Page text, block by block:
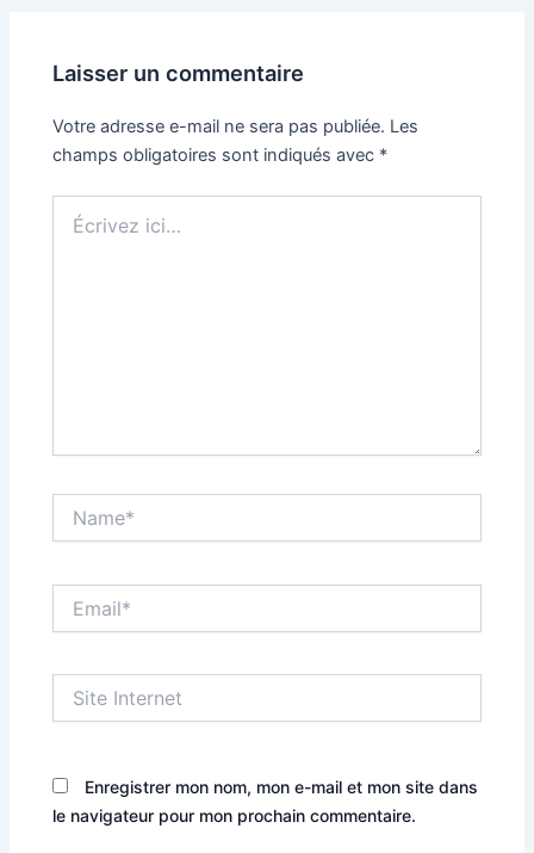
Laisser un commentaire
Votre adresse e-mail ne sera pas publiée. Les
champs obligatoires sont indiqués avec *
ici…
Internet
Enregistrer mon nom, mon e-mail et mon site dans
le navigateur pour mon prochain commentaire.